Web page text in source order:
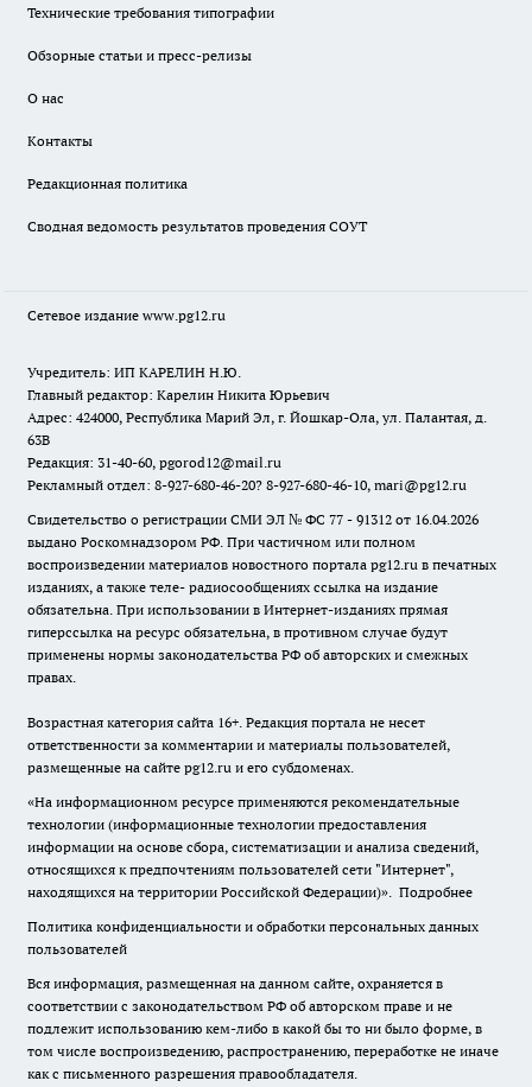
Технические требования типографии
Обзорные статьи и пресс-релизы
О нас
Контакты
Редакционная политика
Сводная ведомость результатов проведения СОУТ
Сетевое издание www.pg12.ru
Учредитель: ИП КАРЕЛИН Н.Ю.
Главный редактор: Карелин Никита Юрьевич
Адрес: 424000, Республика Марий Эл, г. Йошкар-Ола, ул. Палантая, д.
63В
Редакция: 31-40-60, pgorod12@mail.ru
Рекламный отдел: 8-927-680-46-20? 8-927-680-46-10, mari@pg12.ru
Свидетельство о регистрации СМИ ЭЛ № ФС 77 - 91312 от 16.04.2026
выдано Роскомнадзором РФ. При частичном или полном
воспроизведении материалов новостного портала pg12.ru в печатных
изданиях, а также теле- радиосообщениях ссылка на издание
обязательна. При использовании в Интернет-изданиях прямая
гиперссылка на ресурс обязательна, в противном случае будут
применены нормы законодательства РФ об авторских и смежных
правах.
Возрастная категория сайта 16+. Редакция портала не несет
ответственности за комментарии и материалы пользователей,
размещенные на сайте pg12.ru и его субдоменах.
«На информационном ресурсе применяются рекомендательные
технологии (информационные технологии предоставления
информации на основе сбора, систематизации и анализа сведений,
относящихся к предпочтениям пользователей сети "Интернет",
находящихся на территории Российской Федерации)». Подробнее
Политика конфиденциальности и обработки персональных данных
пользователей
Вся информация, размещенная на данном сайте, охраняется в
соответствии с законодательством РФ об авторском праве и не
подлежит использованию кем-либо в какой бы то ни было форме, в
том числе воспроизведению, распространению, переработке не иначе
как с письменного разрешения правообладателя.